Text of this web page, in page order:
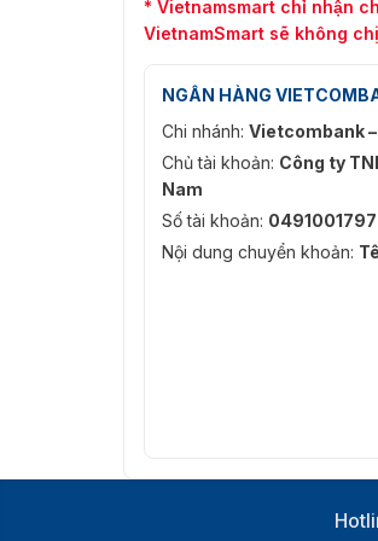
* Vietnamsmart chỉ nhận
VietnamSmart sẽ không
NGÂN HÀNG
Chi nhánh: Vietcombank –
Chủ tài khoản: Công ty
Nam
Số tài khoản:
Nội dung chuyển khoản: